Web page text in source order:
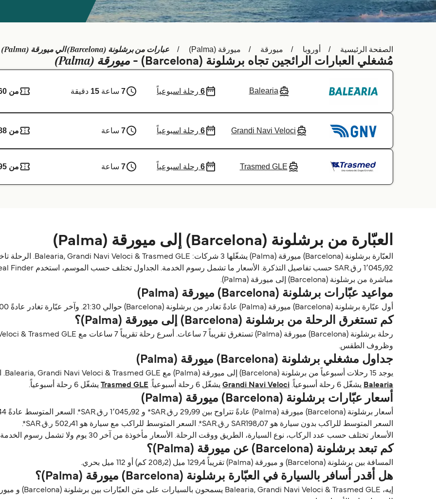
الصفحة الرئيسية أوروبا ميورقة ميورقة (Palma) عبارات من برشلونة (Barcelona) الي ميورقة (Palma)
مُشغلي العبارات الرائجين تجاه برشلونة (Barcelona) - ميورقة (Palma)
Balearia
6رحلة اسبوعياً 7 ساعة15 دقيقة من 160 ر.ق.‏
Grandi Navi Veloci
6رحلة اسبوعياً 7 ساعة من 88 ر.ق.‏
Trasmed GLE
6رحلة اسبوعياً 7 ساعة من 95 ر.ق.‏
العبّارة من برشلونة (Barcelona) إلى ميورقة (Palma)
مباشرة من برشلونة (Barcelona) إلى ميورقة (Palma).
مواعيد عبّارات برشلونة (Barcelona) ميورقة (Palma)
أول عبّارة برشلونة (Barcelona) ميورقة (Palma) عادةً تغادر من برشلونة (Barcelona) حوالي 21:30. وآخر عبّارة تغادر عادةً 23:00.
كم تستغرق الرحلة من برشلونة (Barcelona) إلى ميورقة (Palma)؟
وظروف الطقس.
جداول مشغلي برشلونة (Barcelona) ميورقة (Palma)
يوجد 15 رحلات أسبوعياً من برشلونة (Barcelona) إلى ميورقة (Palma) مع Balearia, Grandi Navi Veloci & Trasmed GLE. الجداول قد تتغير حسب الموسم.
Balearia يشغّل 6 رحلة أسبوعياً. Grandi Navi Veloci يشغّل 6 رحلة أسبوعياً. Trasmed GLE يشغّل 6 رحلة أسبوعياً.
أسعار عبّارات برشلونة (Barcelona) ميورقة (Palma)
السعر المتوسط للراكب بدون سيارة هو SAR198٫07 ر.ق.‏SAR*. السعر المتوسط للراكب مع سيارة هو 502٫41 ر.ق.‏SAR*.
الأسعار تختلف حسب عدد الركاب، نوع السيارة، الطريق ووقت الرحلة. الأسعار مأخوذة من آخر 30 يوم ولا تشمل رسوم الخدمة، آخر تحديث أغسطس 26.
كم تبعد برشلونة (Barcelona) عن ميورقة (Palma)؟
المسافة بين برشلونة (Barcelona) و ميورقة (Palma) تقريباً 129٫4 ميل (208٫2 كم) أو 112 ميل بحري.
هل أقدر أسافر بالسيارة في العبّارة برشلونة (Barcelona) ميورقة (Palma)؟